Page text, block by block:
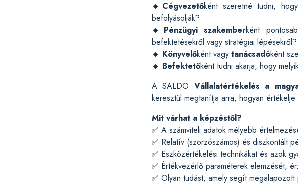
🔹 Cégvezetőként szeretné tudni,
befolyásolják?
🔹 Pénzügyi szakemberként
befektetésekről vagy stratégiai lépésekről?
🔹 Könyvelőként vagy tanácsadóként
🔹 Befektetőként tudni akarja, hogy
A SALDO Vállalatértékelés a
keresztül megtanítja arra, hogyan
Mit várhat a képzéstől?
✅ A számviteli adatok mélyebb
✅ Relatív (szorzószámos) és diszkontált
✅ Eszközértékelési technikákat és azok
✅ Értékvezérlő paraméterek elemzését,
✅ Olyan tudást, amely segít